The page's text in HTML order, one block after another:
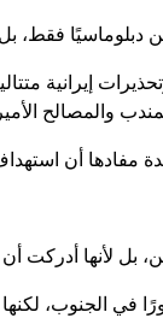
فقط،
إيرانية
والمصالح
أن
بل لأنها
الجنوب، لكنها